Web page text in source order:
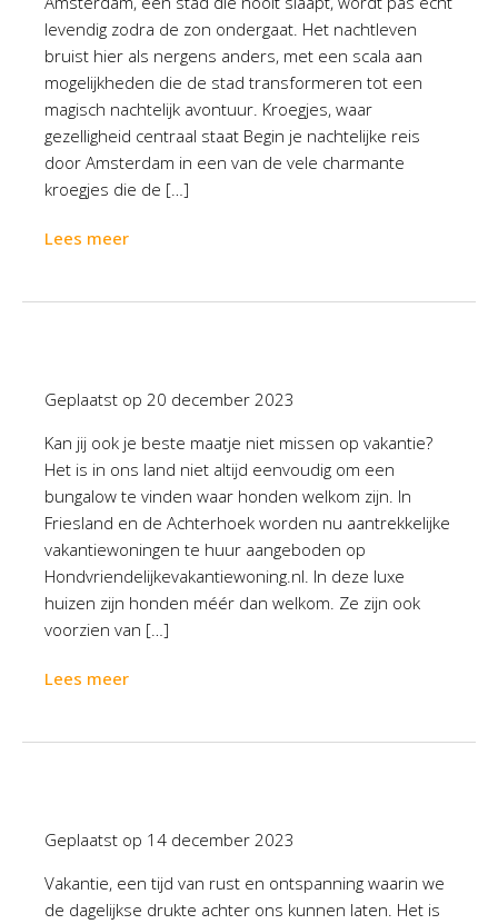
levendig zodra de zon ondergaat. Het nachtleven
bruist hier als nergens anders, met een scala aan
mogelijkheden die de stad transformeren tot een
magisch nachtelijk avontuur. Kroegjes, waar
gezelligheid centraal staat Begin je nachtelijke reis
door Amsterdam in een van de vele charmante
kroegjes die de […]
Lees meer
Geplaatst op 20 december 2023
Kan jij ook je beste maatje niet missen op vakantie?
Het is in ons land niet altijd eenvoudig om een
bungalow te vinden waar honden welkom zijn. In
Friesland en de Achterhoek worden nu aantrekkelijke
vakantiewoningen te huur aangeboden op
Hondvriendelijkevakantiewoning.nl. In deze luxe
huizen zijn honden méér dan welkom. Ze zijn ook
voorzien van […]
Lees meer
Geplaatst op 14 december 2023
Vakantie, een tijd van rust en ontspanning waarin we
de dagelijkse drukte achter ons kunnen laten. Het is